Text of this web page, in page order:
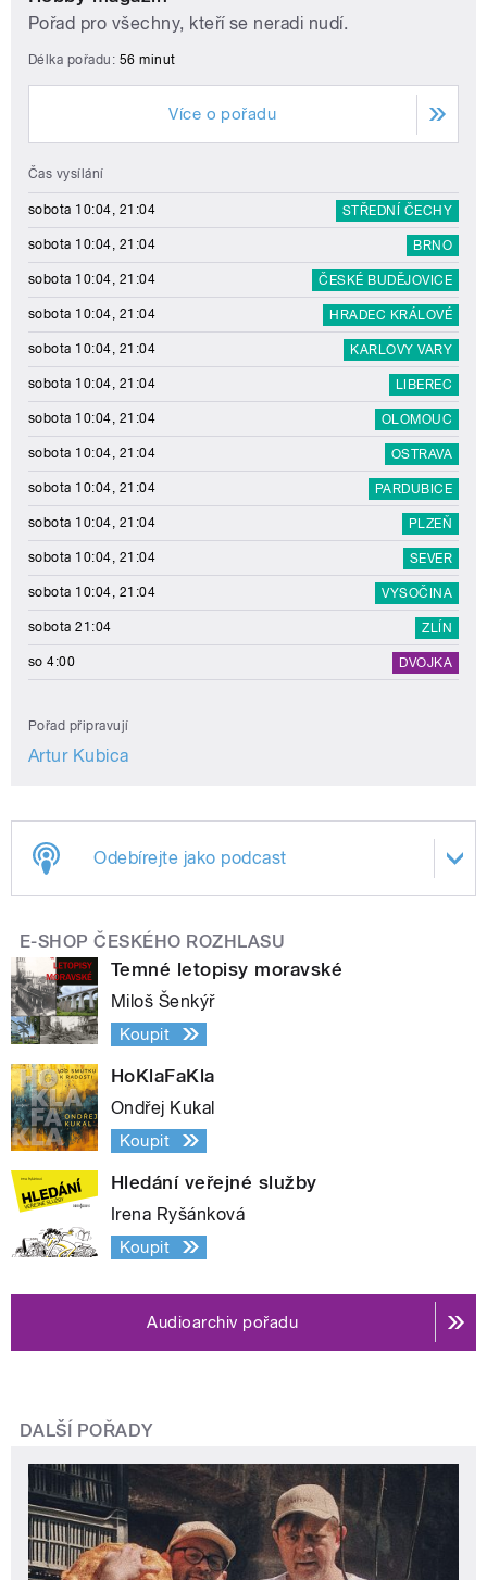
Pořad pro všechny, kteří se neradi nudí.
Délka pořadu: 56 minut
Více o pořadu
Čas vysílání
sobota 10:04, 21:04 STŘEDNÍ ČECHY
sobota 10:04, 21:04 BRNO
sobota 10:04, 21:04 ČESKÉ BUDĚJOVICE
sobota 10:04, 21:04 HRADEC KRÁLOVÉ
sobota 10:04, 21:04 KARLOVY VARY
sobota 10:04, 21:04 LIBEREC
sobota 10:04, 21:04 OLOMOUC
sobota 10:04, 21:04 OSTRAVA
sobota 10:04, 21:04 PARDUBICE
sobota 10:04, 21:04 PLZEŇ
sobota 10:04, 21:04 SEVER
sobota 10:04, 21:04 VYSOČINA
sobota 21:04 ZLÍN
so 4:00 DVOJKA
Pořad připravují
Artur Kubica
Odebírejte jako podcast
E-SHOP ČESKÉHO ROZHLASU
Temné letopisy moravské
Miloš Šenkýř
Koupit
HoKlaFaKla
Ondřej Kukal
Koupit
Hledání veřejné služby
Irena Ryšánková
Koupit
Audioarchiv pořadu
DALŠÍ POŘADY